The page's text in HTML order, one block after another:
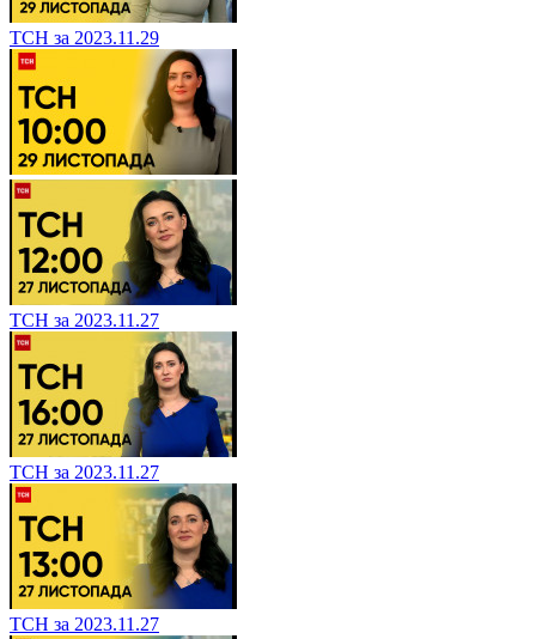
ТСН за 2023.11.29
ТСН за 2023.11.27
ТСН за 2023.11.27
ТСН за 2023.11.27